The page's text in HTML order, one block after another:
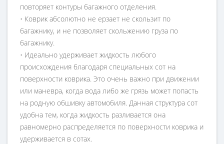
повторяет контуры багажного отделения.
• Коврик абсолютно не ерзает не скользит по
багажнику, и не позволяет скольжению груза по
багажнику.
• Идеально удерживает жидкость любого
происхождения благодаря специальных сот на
поверхности коврика. Это очень важно при движении
или маневра, когда вода либо же грязь может попасть
на родную обшивку автомобиля. Данная структура сот
удобна тем, когда жидкость разливается она
равномерно распределяется по поверхности коврика и
удерживается в сотах.